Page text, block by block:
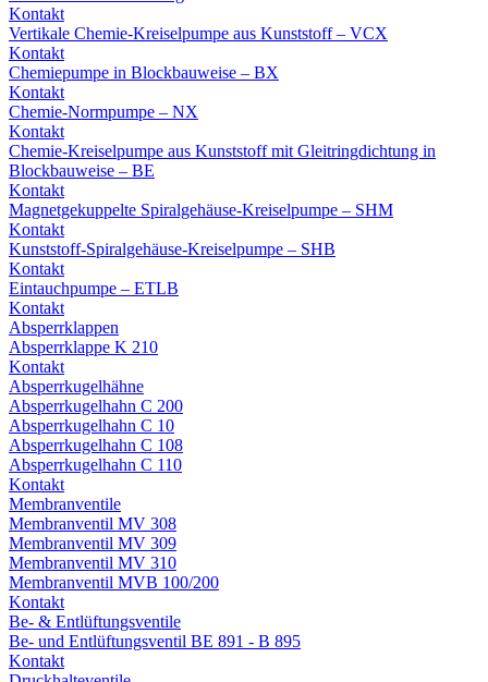
Kontakt
Vertikale Chemie-Kreiselpumpe aus Kunststoff – VCX
Kontakt
Chemiepumpe in Blockbauweise – BX
Kontakt
Chemie-Normpumpe – NX
Kontakt
Chemie-Kreiselpumpe aus Kunststoff mit Gleitringdichtung in
Blockbauweise – BE
Kontakt
Magnetgekuppelte Spiralgehäuse-Kreiselpumpe – SHM
Kontakt
Kunststoff-Spiralgehäuse-Kreiselpumpe – SHB
Kontakt
Eintauchpumpe – ETLB
Kontakt
Absperrklappen
Absperrklappe K 210
Kontakt
Absperrkugelhähne
Absperrkugelhahn C 200
Absperrkugelhahn C 10
Absperrkugelhahn C 108
Absperrkugelhahn C 110
Kontakt
Membranventile
Membranventil MV 308
Membranventil MV 309
Membranventil MV 310
Membranventil MVB 100/200
Kontakt
Be- & Entlüftungsventile
Be- und Entlüftungsventil BE 891 - B 895
Kontakt